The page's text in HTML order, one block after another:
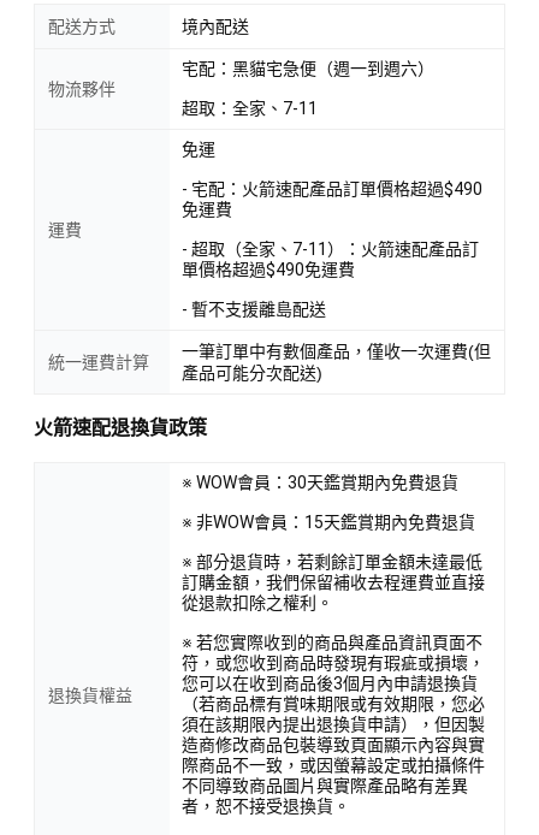
配送方式 境內配送
物流夥伴
宅配：黑貓宅急便（週一到週六）
超取：全家、7-11
運費
免運
- 宅配：火箭速配產品訂單價格超過$490
免運費
- 超取（全家、7-11）：火箭速配產品訂
單價格超過$490免運費
- 暫不支援離島配送
統一運費計算
一筆訂單中有數個產品，僅收一次運費(但
產品可能分次配送)
火箭速配退換貨政策
退換貨權益
※ WOW會員：30天鑑賞期內免費退貨
※ 非WOW會員：15天鑑賞期內免費退貨
※ 部分退貨時，若剩餘訂單金額未達最低
訂購金額，我們保留補收去程運費並直接
從退款扣除之權利。
※ 若您實際收到的商品與產品資訊頁面不
符，或您收到商品時發現有瑕疵或損壞，
您可以在收到商品後3個月內申請退換貨
（若商品標有賞味期限或有效期限，您必
須在該期限內提出退換貨申請），但因製
造商修改商品包裝導致頁面顯示內容與實
際商品不一致，或因螢幕設定或拍攝條件
不同導致商品圖片與實際產品略有差異
者，恕不接受退換貨。